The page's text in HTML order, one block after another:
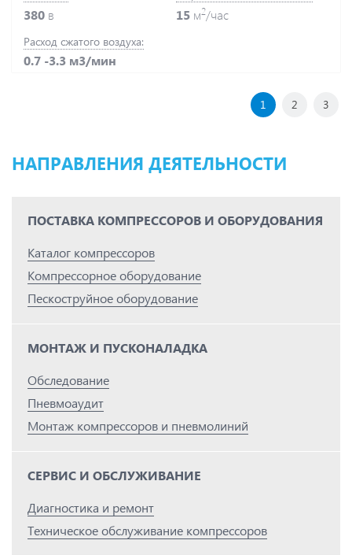
380 в 15 м2/час
Расход сжатого воздуха:
0.7 -3.3 м3/мин
1 2 3
НАПРАВЛЕНИЯ ДЕЯТЕЛЬНОСТИ
ПОСТАВКА КОМПРЕССОРОВ И ОБОРУДОВАНИЯ
Каталог компрессоров
Компрессорное оборудование
Пескоструйное оборудование
МОНТАЖ И ПУСКОНАЛАДКА
Обследование
Пневмоаудит
Монтаж компрессоров и пневмолиний
СЕРВИС И ОБСЛУЖИВАНИЕ
Диагностика и ремонт
Техническое обслуживание компрессоров